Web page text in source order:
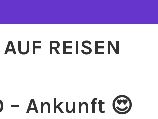
REISEN
– Ankunft 😍